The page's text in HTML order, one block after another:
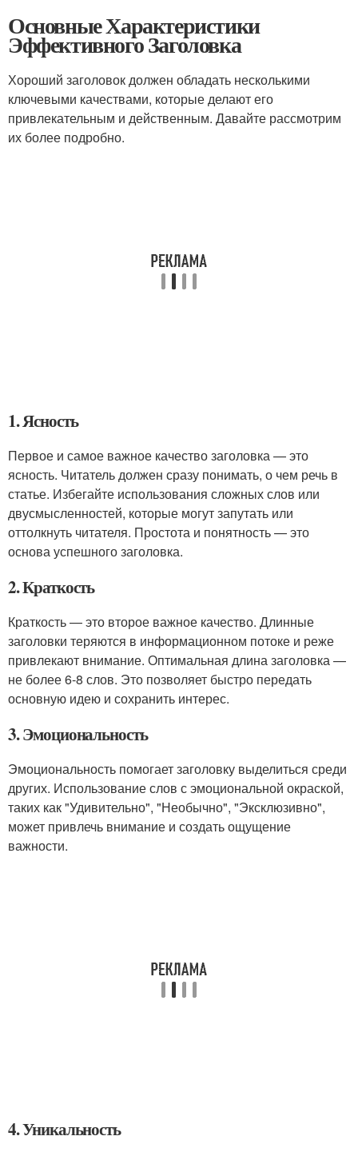
Основные Характеристики
Эффективного Заголовка
Хороший заголовок должен обладать несколькими
ключевыми качествами, которые делают его
привлекательным и действенным. Давайте рассмотрим
их более подробно.
1. Ясность
Первое и самое важное качество заголовка — это
ясность. Читатель должен сразу понимать, о чем речь в
статье. Избегайте использования сложных слов или
двусмысленностей, которые могут запутать или
оттолкнуть читателя. Простота и понятность — это
основа успешного заголовка.
2. Краткость
Краткость — это второе важное качество. Длинные
заголовки теряются в информационном потоке и реже
привлекают внимание. Оптимальная длина заголовка —
не более 6-8 слов. Это позволяет быстро передать
основную идею и сохранить интерес.
3. Эмоциональность
Эмоциональность помогает заголовку выделиться среди
других. Использование слов с эмоциональной окраской,
таких как "Удивительно", "Необычно", "Эксклюзивно",
может привлечь внимание и создать ощущение
важности.
4. Уникальность